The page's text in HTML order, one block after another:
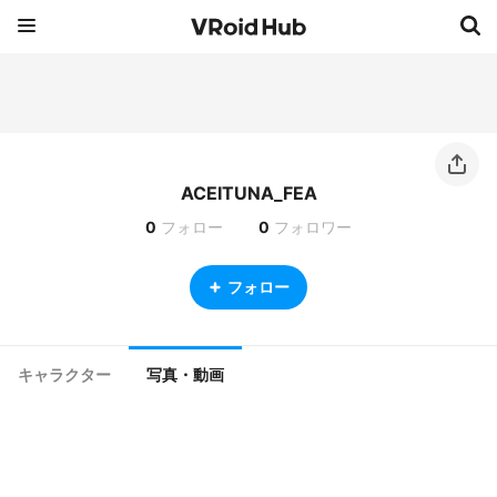
ACEITUNA_FEA
0 フォロー 0 フォロワー
フォロー
キャラクター 写真・動画